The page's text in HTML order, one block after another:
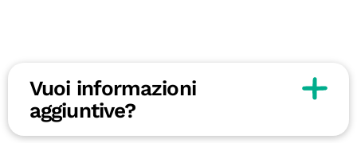
Vuoi informazioni
aggiuntive?